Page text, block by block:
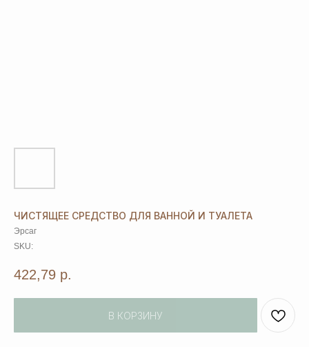
ЧИСТЯЩЕЕ СРЕДСТВО ДЛЯ ВАННОЙ И ТУАЛЕТА
Эрсаг
SKU:
422,79 р.
В КОРЗИНУ